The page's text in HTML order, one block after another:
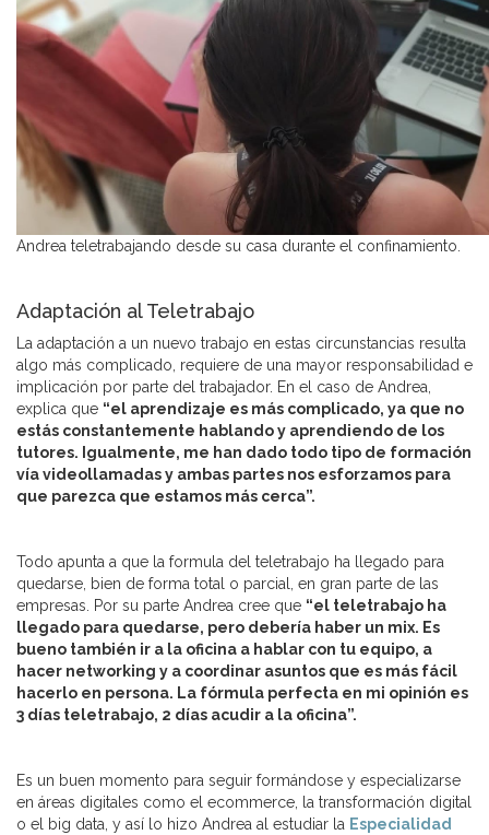
Andrea teletrabajando desde su casa durante el confinamiento.
Adaptación al Teletrabajo
La adaptación a un nuevo trabajo en estas circunstancias resulta
algo más complicado, requiere de una mayor responsabilidad e
implicación por parte del trabajador. En el caso de Andrea,
explica que “el aprendizaje es más complicado, ya que no
estás constantemente hablando y aprendiendo de los
tutores. Igualmente, me han dado todo tipo de formación
vía videollamadas y ambas partes nos esforzamos para
que parezca que estamos más cerca”.
Todo apunta a que la formula del teletrabajo ha llegado para
quedarse, bien de forma total o parcial, en gran parte de las
empresas. Por su parte Andrea cree que “el teletrabajo ha
llegado para quedarse, pero debería haber un mix. Es
bueno también ir a la oficina a hablar con tu equipo, a
hacer networking y a coordinar asuntos que es más fácil
hacerlo en persona. La fórmula perfecta en mi opinión es
3 días teletrabajo, 2 días acudir a la oficina”.
Es un buen momento para seguir formándose y especializarse
en áreas digitales como el ecommerce, la transformación digital
o el big data, y así lo hizo Andrea al estudiar la Especialidad